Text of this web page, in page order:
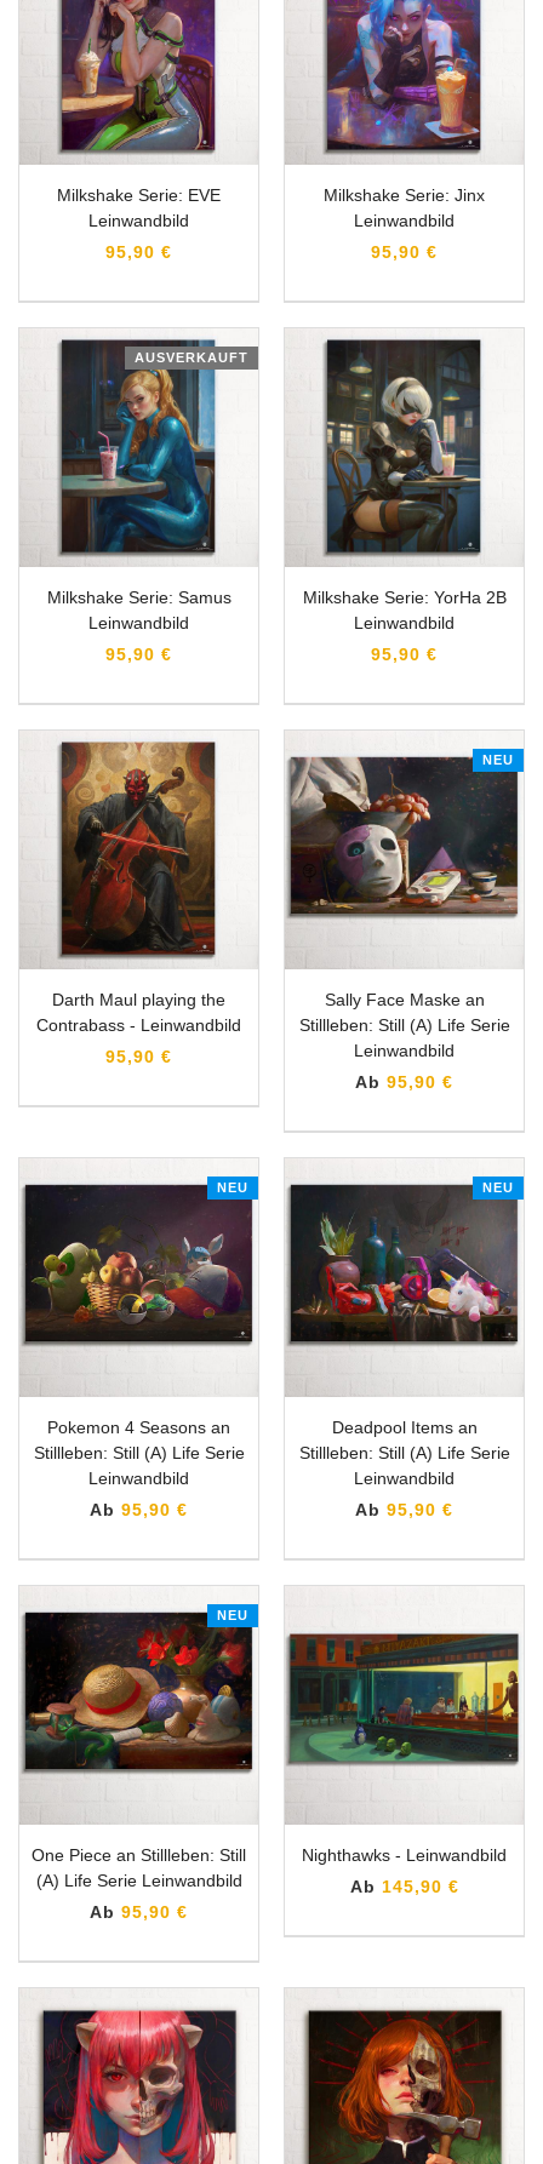
Milkshake Serie: EVE
Leinwandbild
95,90 €
Milkshake Serie: Jinx
Leinwandbild
95,90 €
AUSVERKAUFT
Milkshake Serie: Samus
Leinwandbild
95,90 €
Milkshake Serie: YorHa 2B
Leinwandbild
95,90 €
Darth Maul playing the
Contrabass - Leinwandbild
95,90 €
NEU
Sally Face Maske an
Stillleben: Still (A) Life Serie
Leinwandbild
Ab 95,90 €
NEU
Pokemon 4 Seasons an
Stillleben: Still (A) Life Serie
Leinwandbild
Ab 95,90 €
NEU
Deadpool Items an
Stillleben: Still (A) Life Serie
Leinwandbild
Ab 95,90 €
NEU
One Piece an Stillleben: Still
(A) Life Serie Leinwandbild
Ab 95,90 €
Nighthawks - Leinwandbild
Ab 145,90 €